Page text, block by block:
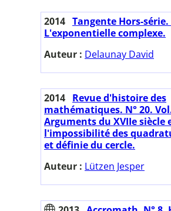
2014 Tangente Hors-série.
L'exponentielle complexe.
Auteur : Delaunay David
2014 Revue d'histoire des
mathématiques. N° 20.
Arguments du XVIIe siècle
l'impossibilité des
et définie du cercle.
Auteur : Lützen Jesper